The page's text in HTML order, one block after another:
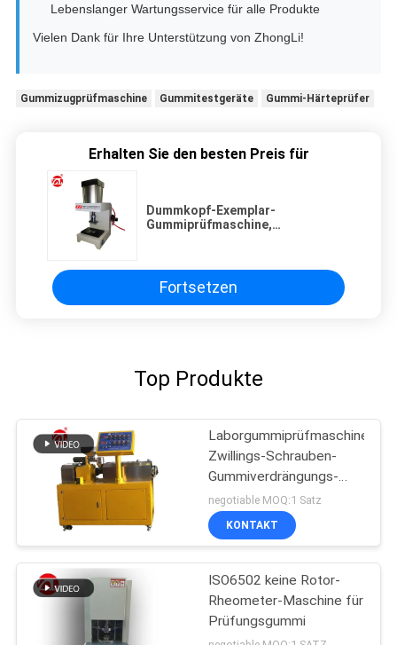
Lebenslanger Wartungsservice für alle Produkte
Vielen Dank für Ihre Unterstützung von ZhongLi!
Gummizugprüfmaschine Gummitestgeräte Gummi-Härteprüfer
Erhalten Sie den besten Preis für
Dummkopf-Exemplar-
Gummiprüfmaschine,
Fortsetzen
Top Produkte
Laborgummiprüfmaschine-
Zwillings-Schrauben-
Gummiverdrängungs-
Maschine für PVC-PC-
PA
negotiable MOQ:1 Satz
KONTAKT
ISO6502 keine Rotor-
Rheometer-Maschine für
Prüfungsgummi